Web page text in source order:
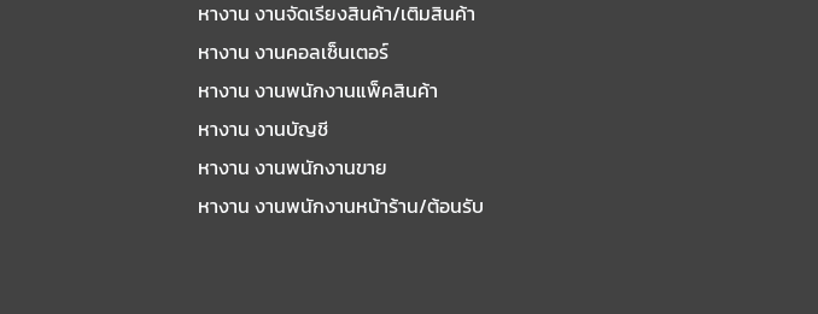
หางาน งานจัดเรียงสินค้า/เติมสินค้า
หางาน งานคอลเซ็นเตอร์
หางาน งานพนักงานแพ็คสินค้า
หางาน งานบัญชี
หางาน งานพนักงานขาย
หางาน งานพนักงานหน้าร้าน/ต้อนรับ